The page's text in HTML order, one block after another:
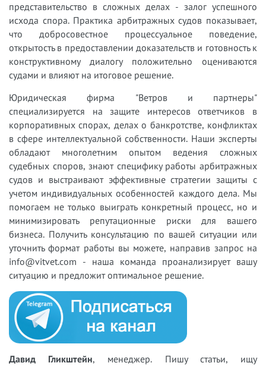
представительство в сложных делах - залог успешного
исхода спора. Практика арбитражных судов показывает,
что добросовестное процессуальное поведение,
открытость в предоставлении доказательств и готовность к
конструктивному диалогу положительно оцениваются
судами и влияют на итоговое решение.
Юридическая фирма "Ветров и партнеры"
специализируется на защите интересов ответчиков в
корпоративных спорах, делах о банкротстве, конфликтах
в сфере интеллектуальной собственности. Наши эксперты
обладают многолетним опытом ведения сложных
судебных споров, знают специфику работы арбитражных
судов и выстраивают эффективные стратегии защиты с
учетом индивидуальных особенностей каждого дела. Мы
помогаем не только выиграть конкретный процесс, но и
минимизировать репутационные риски для вашего
бизнеса. Получить консультацию по вашей ситуации или
уточнить формат работы вы можете, направив запрос на
info@vitvet.com - наша команда проанализирует вашу
ситуацию и предложит оптимальное решение.
Давид Гликштейн, менеджер. Пишу статьи, ищу